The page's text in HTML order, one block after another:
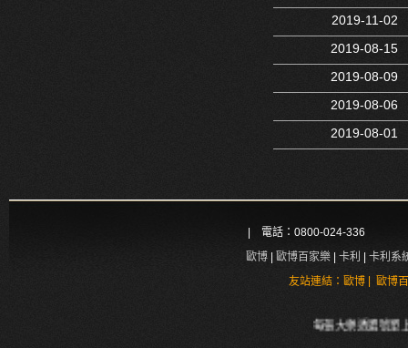
2019-11-02
2019-08-15
2019-08-09
2019-08-06
2019-08-01
| 電話：0800-024-336
歐博
歐博百家樂 卡利
卡利系
友站連結： 歐博| 歐博
每張大樂透選號單上都有